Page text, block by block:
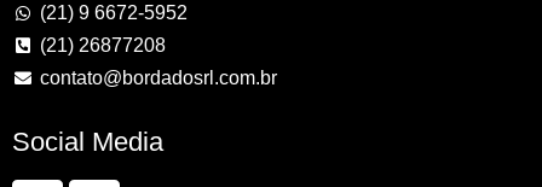
(21) 9 6672-5952
(21) 26877208
contato@bordadosrl.com.br
Social Media